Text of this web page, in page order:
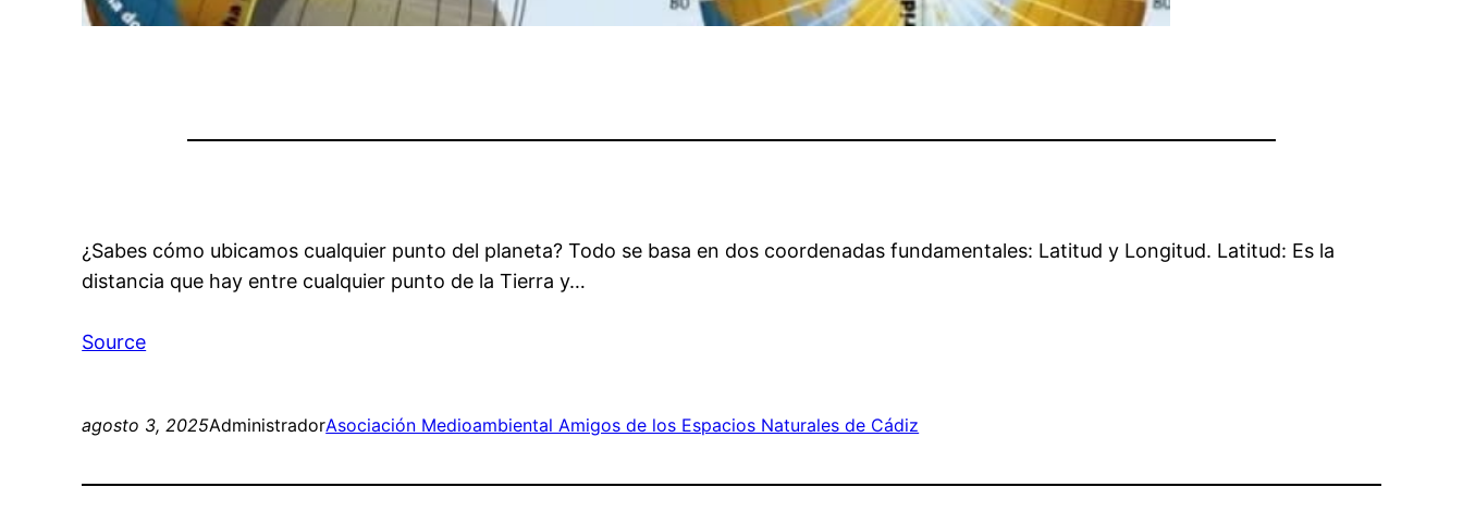
¿Sabes cómo ubicamos cualquier punto del planeta? Todo se basa en dos coordenadas fundamentales: Latitud y Longitud. Latitud: Es la
distancia que hay entre cualquier punto de la Tierra y…
Source
agosto 3, 2025AdministradorAsociación Medioambiental Amigos de los Espacios Naturales de Cádiz